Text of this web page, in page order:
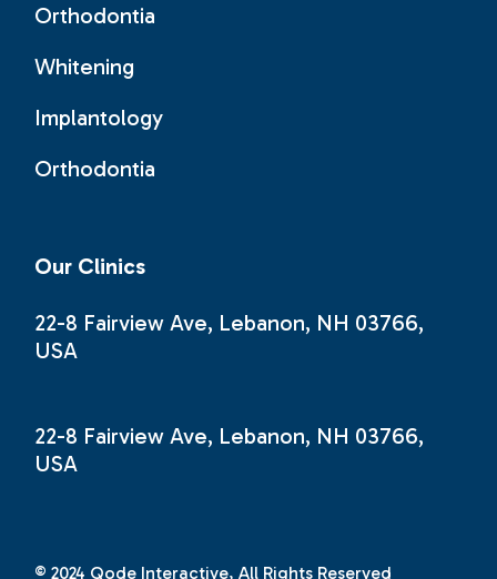
Orthodontia
Whitening
Implantology
Orthodontia
Our Clinics
22-8 Fairview Ave, Lebanon, NH 03766,
USA
22-8 Fairview Ave, Lebanon, NH 03766,
USA
© 2024 Qode Interactive, All Rights Reserved